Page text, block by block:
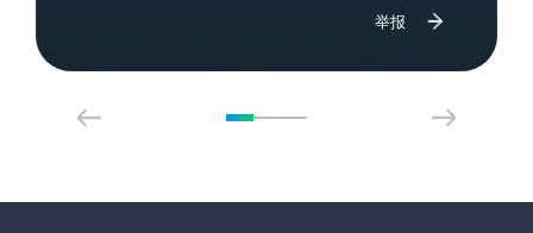
举报